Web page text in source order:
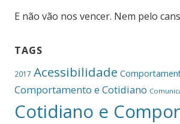
E não vão nos vencer. Nem pelo
TAGS
2017 Acessibilidade
Comportamento e Cotidiano
Cotidiano e